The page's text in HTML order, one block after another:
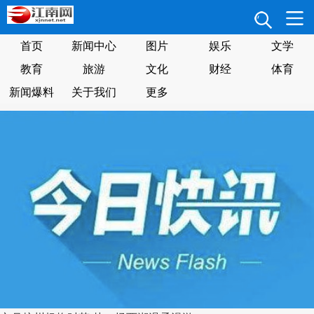
首页 新闻中心 图片 娱乐
文学
教育
旅游 文化 财经
体育
新闻爆料
关于我们 更多